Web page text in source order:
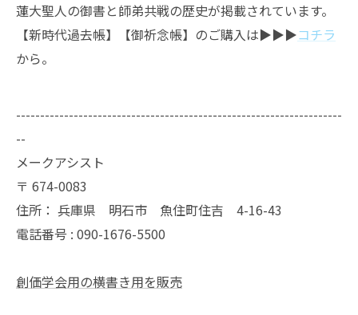
蓮大聖人の御書と師弟共戦の歴史が掲載されています。
【新時代過去帳】【御祈念帳】のご購入は▶︎▶︎▶︎コチラ
から。
--------------------------------------------------------------------
--
メークアシスト
〒 674-0083
住所： 兵庫県 明石市 魚住町住吉 4-16-43
電話番号 : 090-1676-5500
創価学会用の横書き用を販売